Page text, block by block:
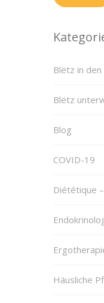
Blëtz in
Blëtz
Blog
COVID-19
Diététique
Häusliche